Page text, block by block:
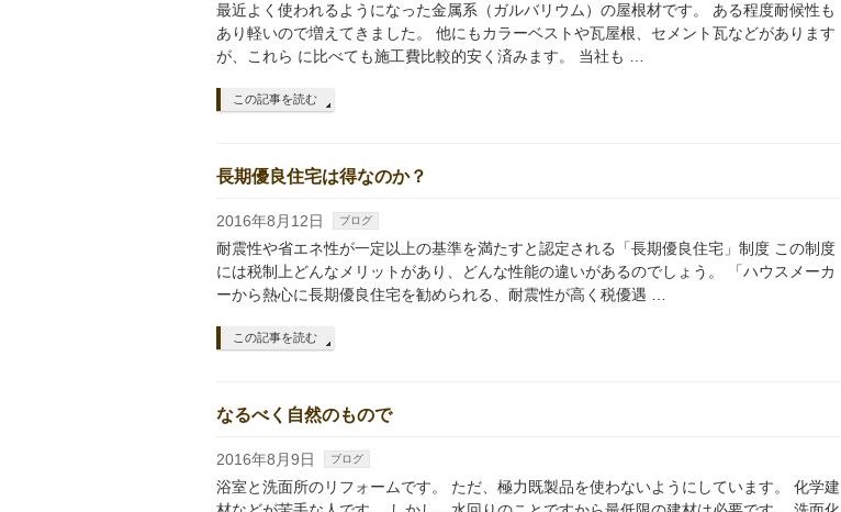
最近よく使われるようになった金属系（ガルバリウム）の屋根材です。 ある程度耐候性も
あり軽いので増えてきました。 他にもカラーベストや瓦屋根、セメント瓦などがあります
が、これら に比べても施工費比較的安く済みます。 当社も …
この記事を読む
長期優良住宅は得なのか？
2016年8月12日 ブログ
耐震性や省エネ性が一定以上の基準を満たすと認定される「長期優良住宅」制度 この制度
には税制上どんなメリットがあり、どんな性能の違いがあるのでしょう。 「ハウスメーカ
ーから熱心に長期優良住宅を勧められる、耐震性が高く税優遇 …
この記事を読む
なるべく自然のもので
2016年8月9日 ブログ
浴室と洗面所のリフォームです。 ただ、極力既製品を使わないようにしています。 化学建